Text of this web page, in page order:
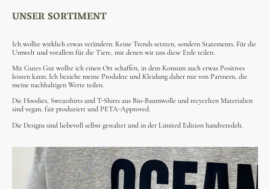
UNSER SORTIMENT
Ich wollte wirklich etwas verändern. Keine Trends setzten, sondern Statements. Für die
Umwelt und vorallem für die Tiere, mit denen wir uns diese Erde teilen.
Mit Gutes Gut wollte ich einen Ort schaffen, in dem Konsum auch etwas Positives
leisten kann. Ich beziehe meine Produkte und Kleidung daher nur von Partnern, die
meine nachhaltigen Werte teilen.
Die Hoodies, Sweatshirts und T-Shirts aus Bio-Baumwolle und recycelten Materialien
sind vegan, fair produziert und PETA-Approved.
Die Designs sind liebevoll selbst gestaltet und in der Limited Edition handveredelt.